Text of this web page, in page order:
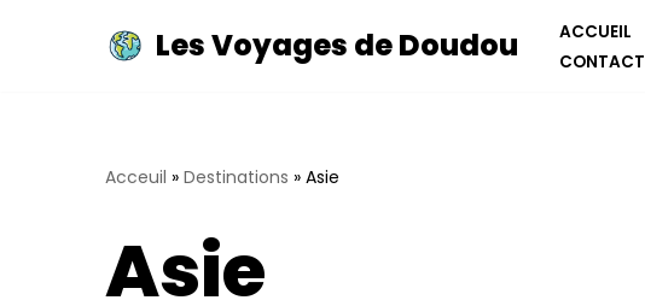
Les Voyages de Doudou ACCUEIL
CONTACT
Acceuil » Destinations » Asie
Asie